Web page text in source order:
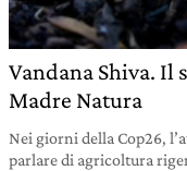
Vandana Shiva. Il
Madre Natura
Nei giorni della Cop26,
parlare di agricoltura